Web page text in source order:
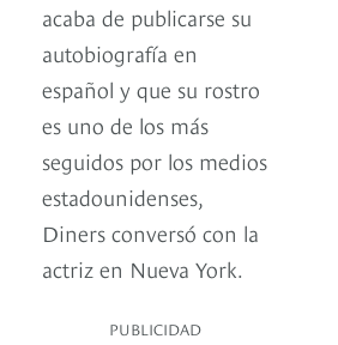
acaba de publicarse su
autobiografía en
español y que su rostro
es uno de los más
seguidos por los medios
estadounidenses,
Diners conversó con la
actriz en Nueva York.
PUBLICIDAD